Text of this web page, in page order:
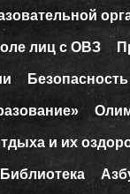
лиц с ОВЗ
Безопасность
и их
Библиотека